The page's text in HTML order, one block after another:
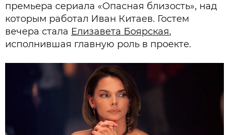
премьера сериала «Опасная близость», над
которым работал Иван Китаев. Гостем
вечера стала Елизавета Боярская,
исполнившая главную роль в проекте.